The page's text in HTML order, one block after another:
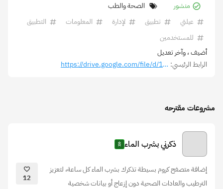
منشور
الصحة والطب
عيلتي
تطبيق لإدارة المعلومات
التطبيق
للمستخدمين
أضيف، وآخر تعديل
الرابط الرئيسي: https://drive.google.com/file/d/1WkC5wdDPPCUo3Nw2lN7VJ7TLCKBT5jgs/view?usp=drivesdk
مشروعات مقترحه
ذكرني بشرب الماء
إضافة متصفح كروم بسيطة تذكرك بشرب الماء كل ساعة، لتعزيز
الترطيب والعادات الصحية دون إزعاج أو بيانات شخصية
12